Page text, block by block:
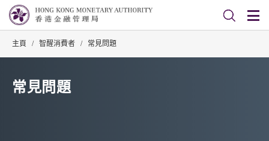
主頁 / 智醒消費者 / 常見問題
常見問題